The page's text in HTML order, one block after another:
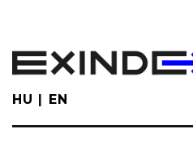
main
content
HU EN